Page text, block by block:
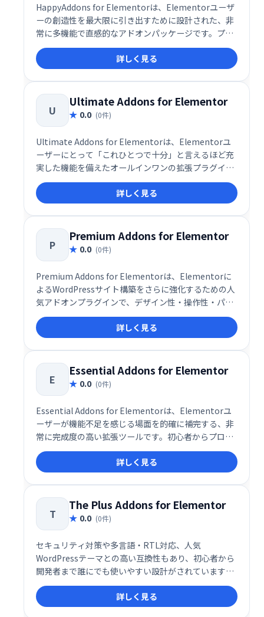
HappyAddons for Elementorは、Elementorユーザ
ーの創造性を最大限に引き出すために設計された、非
常に多機能で直感的なアドオンパッケージです。プロ
フェッショナルだけでなく、初心者にも扱いやすいイ
ンターフェースと設計思想が特徴で、世界中の
WordPress制作者に愛用されています。現在、無料60
種以上、有料65種以上のウィジェットが提供されてお
り、デザイン性・操作性ともに高い評価を得ていま
す。
詳しく見る
U
Ultimate Addons for Elementor
0.0 (0件)
Ultimate Addons for Elementorは、Elementorユ
ーザーにとって「これひとつで十分」と言えるほど充
実した機能を備えたオールインワンの拡張プラグイン
です。世界で65万人以上のウェブデザイナーや制作者
に利用されており、プロレベルのデザインをより短時
間で効率的に実現できるツールとして高い評価を受け
ています。
詳しく見る
P
Premium Addons for Elementor
0.0 (0件)
Premium Addons for Elementorは、Elementorに
よるWordPressサイト構築をさらに強化するための人
気アドオンプラグインで、デザイン性・操作性・パフ
ォーマンスすべてを高次元で両立した多機能ツールで
す。無料版とPro版の両方で利用でき、580以上のコン
テナテンプレートや多数のウィジェットを搭載してお
り、ノーコードで洗練されたWebサイトをスピーディ
ーに構築可能です。
詳しく見る
E
Essential Addons for Elementor
0.0 (0件)
Essential Addons for Elementorは、Elementorユ
ーザーが機能不足を感じる場面を的確に補完する、非
常に完成度の高い拡張ツールです。初心者からプロフ
ェッショナルまで、Elementorをよりパワフルかつ効
率的に活用したいユーザーにとって、導入すべき価値
のあるアドオンといえるでしょう。
詳しく見る
T
The Plus Addons for Elementor
0.0 (0件)
セキュリティ対策や多言語・RTL対応、人気
WordPressテーマとの高い互換性もあり、初心者から
開発者まで誰にでも使いやすい設計がされています。
Elementorの可能性を最大限に引き出しつつ、快適な
ユーザー体験と高品質なWebサイト構築を支援する、
信頼性の高い拡張アドオンです。
詳しく見る